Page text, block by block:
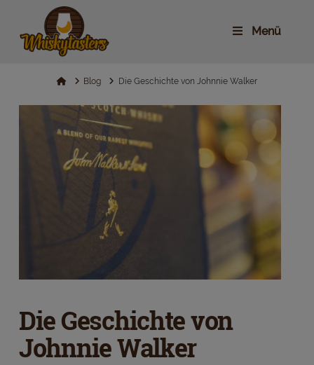
Menü
HomeBlog Die Geschichte von Johnnie Walker
Die Geschichte von
Johnnie Walker